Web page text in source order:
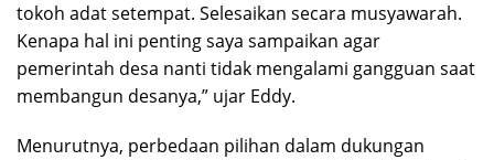
tokoh adat setempat. Selesaikan secara musyawarah.
Kenapa hal ini penting saya sampaikan agar
pemerintah desa nanti tidak mengalami gangguan saat
membangun desanya,” ujar Eddy.
Menurutnya, perbedaan pilihan dalam dukungan